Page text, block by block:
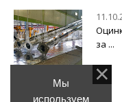
за ...
Мы
используем